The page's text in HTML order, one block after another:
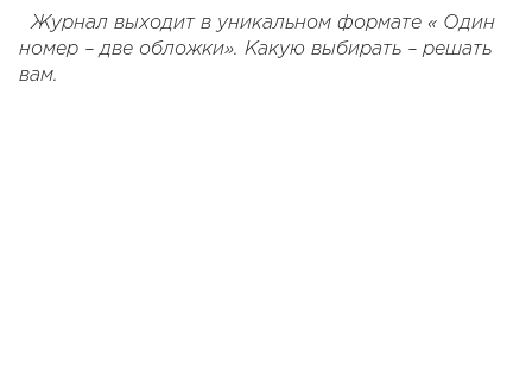
Журнал выходит в уникальном формате « Один
номер – две обложки». Какую выбирать – решать
вам.